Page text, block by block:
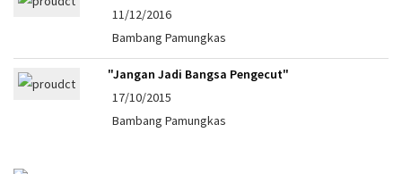
11/12/2016
Bambang Pamungkas
"Jangan Jadi Bangsa Pengecut"
17/10/2015
Bambang Pamungkas